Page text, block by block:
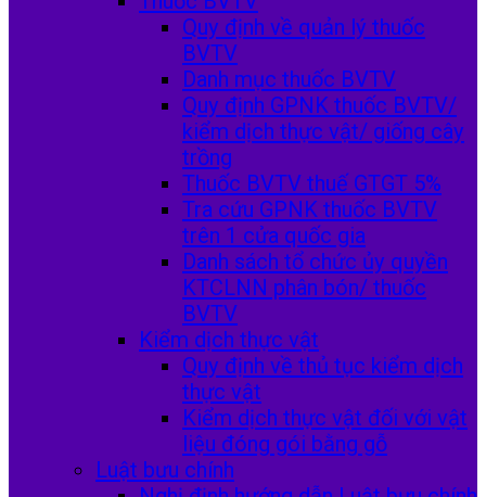
Quy định về quản lý thuốc
BVTV
Danh mục thuốc BVTV
Quy định GPNK thuốc BVTV/
kiểm dịch thực vật/ giống cây
trồng
Thuốc BVTV thuế GTGT 5%
Tra cứu GPNK thuốc BVTV
trên 1 cửa quốc gia
Danh sách tổ chức ủy quyền
KTCLNN phân bón/ thuốc
BVTV
Kiểm dịch thực vật
Quy định về thủ tục kiểm dịch
thực vật
Kiểm dịch thực vật đối với vật
liệu đóng gói bằng gỗ
Luật bưu chính